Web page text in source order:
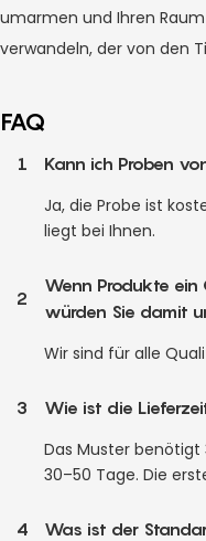
umarmen und Ihren
verwandeln, der von den
FAQ
1
Kann ich Proben
Ja, die Probe ist
liegt bei Ihnen.
2
Wenn Produkte
würden Sie damit
Wir sind für alle
3
Wie ist die
Das Muster
30–50 Tage. Die
4
Was ist der